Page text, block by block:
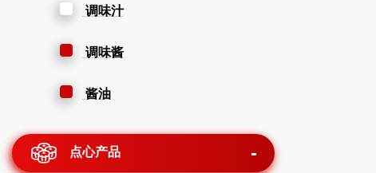
调味汁
调味酱
酱油
点心产品